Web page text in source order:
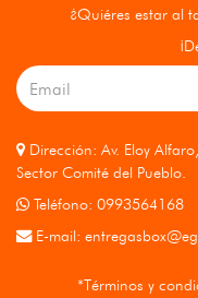
¿Quiéres estar al
Dirección: Av. Eloy
Sector Comité del Pueblo.
Teléfono: 0993564168
E-mail:
*Términos y